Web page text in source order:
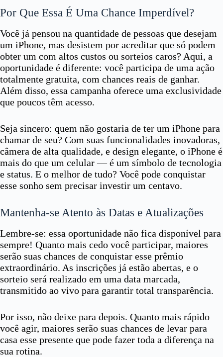
Por Que Essa É Uma Chance Imperdível?
Você já pensou na quantidade de pessoas que desejam
um iPhone, mas desistem por acreditar que só podem
obter um com altos custos ou sorteios caros? Aqui, a
oportunidade é diferente: você participa de uma ação
totalmente gratuita, com chances reais de ganhar.
Além disso, essa campanha oferece uma exclusividade
que poucos têm acesso.
Seja sincero: quem não gostaria de ter um iPhone para
chamar de seu? Com suas funcionalidades inovadoras,
câmera de alta qualidade, e design elegante, o iPhone é
mais do que um celular — é um símbolo de tecnologia
e status. E o melhor de tudo? Você pode conquistar
esse sonho sem precisar investir um centavo.
Mantenha-se Atento às Datas e Atualizações
Lembre-se: essa oportunidade não fica disponível para
sempre! Quanto mais cedo você participar, maiores
serão suas chances de conquistar esse prêmio
extraordinário. As inscrições já estão abertas, e o
sorteio será realizado em uma data marcada,
transmitido ao vivo para garantir total transparência.
Por isso, não deixe para depois. Quanto mais rápido
você agir, maiores serão suas chances de levar para
casa esse presente que pode fazer toda a diferença na
sua rotina.